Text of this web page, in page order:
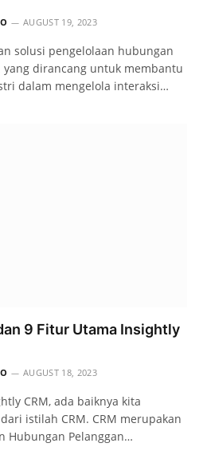
AUGUST 19, 2023
solusi pengelolaan hubungan
dirancang untuk membantu
dalam mengelola interaksi…
9 Fitur Utama Insightly
AUGUST 18, 2023
CRM, ada baiknya kita
istilah CRM. CRM merupakan
Hubungan Pelanggan…